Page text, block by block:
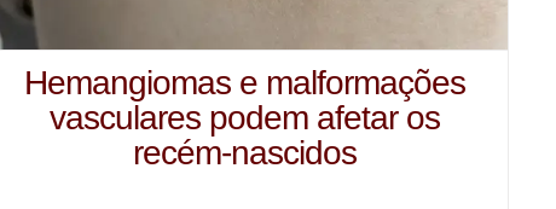
Hemangiomas e malformações
vasculares podem afetar os
recém-nascidos